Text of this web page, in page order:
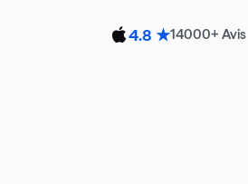
4.8 ★14000+ Avis